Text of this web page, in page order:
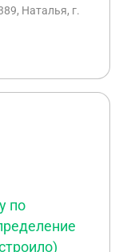
кассации,
обжалуется
ВС РФ:
И
Наталья, г.
по